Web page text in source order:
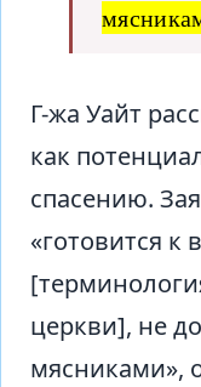
Г-жа Уайт
как
спасению.
«готовится к
церкви], не
мясниками»,